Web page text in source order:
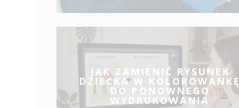
JAK ZAMIENIĆ RYSUNEK
DZIECKA W KOLOROWANKĘ
DO PONOWNEGO
WYDRUKOWANIA